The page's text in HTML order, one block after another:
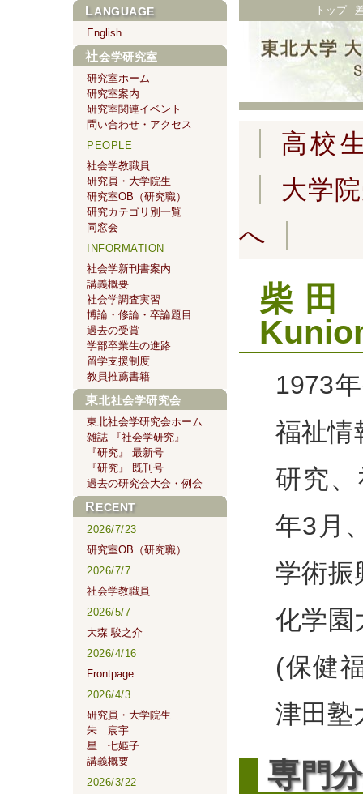
トップ
高校
大学
へ
柴田
1973
福祉情
研究
年3月
学術振
化学園
(保健
津田塾
専門
LANGUAGE
English
社会学研究室
研究室ホーム
研究室案内
研究室関連イベント
問い合わせ・アクセス
PEOPLE
社会学教職員
研究員・大学院生
研究室OB（研究職）
研究カテゴリ別一覧
同窓会
INFORMATION
社会学新刊書案内
講義概要
社会学調査実習
博論・修論・卒論題目
過去の受賞
学部卒業生の進路
留学支援制度
教員推薦書籍
東北社会学研究会
東北社会学研究会ホーム
雑誌 『社会学研究』
『研究』 最新号
『研究』 既刊号
過去の研究会大会・例会
RECENT
2026/7/23
研究室OB（研究職）
2026/7/7
社会学教職員
2026/5/7
大森 駿之介
2026/4/16
Frontpage
2026/4/3
研究員・大学院生
朱 宸宇
星 七姫子
講義概要
2026/3/22